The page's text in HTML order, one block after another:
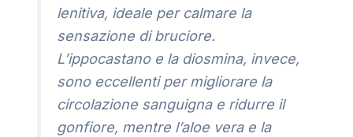
lenitiva, ideale per calmare la
sensazione di bruciore.
L’ippocastano e la diosmina, invece,
sono eccellenti per migliorare la
circolazione sanguigna e ridurre il
gonfiore, mentre l’aloe vera e la